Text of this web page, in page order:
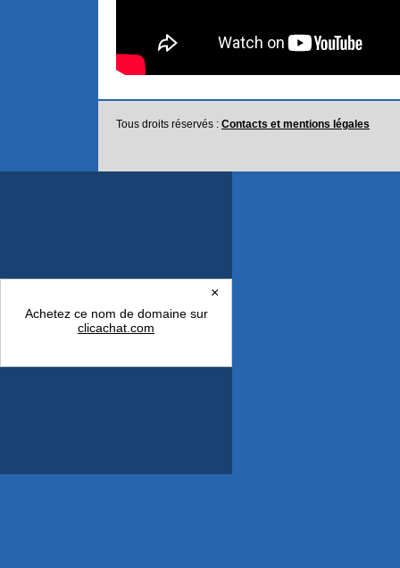
Tous droits réservés : Contacts et mentions légales
×
Achetez ce nom de domaine sur
clicachat.com